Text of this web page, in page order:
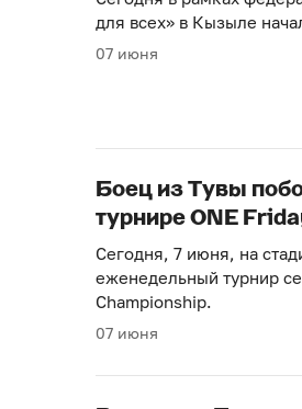
для всех» в Кызыле
07 июня
Боец из Тувы
турнире ONE
Сегодня, 7 июня, на
еженедельный турнир
Championship.
07 июня